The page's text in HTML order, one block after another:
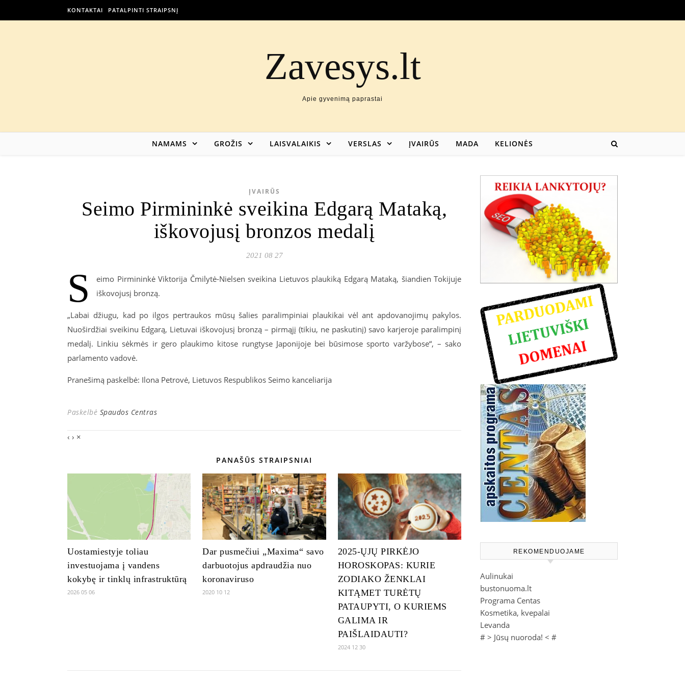
KONTAKTAI PATALPINTI STRAIPSNĮ
Zavesys.lt
Apie gyvenimą paprastai
NAMAMS GROŽIS LAISVALAIKIS VERSLAS ĮVAIRŪS MADA KELIONĖS
ĮVAIRŪS
Seimo Pirmininkė sveikina Edgarą Mataką,
iškovojusį bronzos medalį
2021 08 27
S
eimo Pirmininkė Viktorija Čmilytė-Nielsen sveikina Lietuvos plaukiką Edgarą Mataką, šiandien Tokijuje
iškovojusį bronzą.
„Labai džiugu, kad po ilgos pertraukos mūsų šalies paralimpiniai plaukikai vėl ant apdovanojimų pakylos.
Nuoširdžiai sveikinu Edgarą, Lietuvai iškovojusį bronzą – pirmąjį (tikiu, ne paskutinį) savo karjeroje paralimpinį
medalį. Linkiu sėkmės ir gero plaukimo kitose rungtyse Japonijoje bei būsimose sporto varžybose“, – sako
parlamento vadovė.
Pranešimą paskelbė: Ilona Petrovė, Lietuvos Respublikos Seimo kanceliarija
Paskelbė Spaudos Centras
‹ › ×
PANAŠŪS STRAIPSNIAI
Uostamiestyje toliau
investuojama į vandens
kokybę ir tinklų infrastruktūrą
2026 05 06
Dar pusmečiui „Maxima“ savo
darbuotojus apdraudžia nuo
koronaviruso
2020 10 12
2025-ŲJŲ PIRKĖJO
HOROSKOPAS: KURIE
ZODIAKO ŽENKLAI
KITĄMET TURĖTŲ
PATAUPYTI, O KURIEMS
GALIMA IR
PAIŠLAIDAUTI?
2024 12 30
REKOMENDUOJAME
Aulinukai
bustonuoma.lt
Programa Centas
Kosmetika, kvepalai
Levanda
# > Jūsų nuoroda! < #